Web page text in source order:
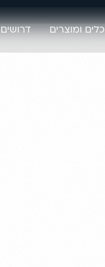
דרושים כלים ומוצרים